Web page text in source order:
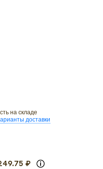
на складе
доставки
₽